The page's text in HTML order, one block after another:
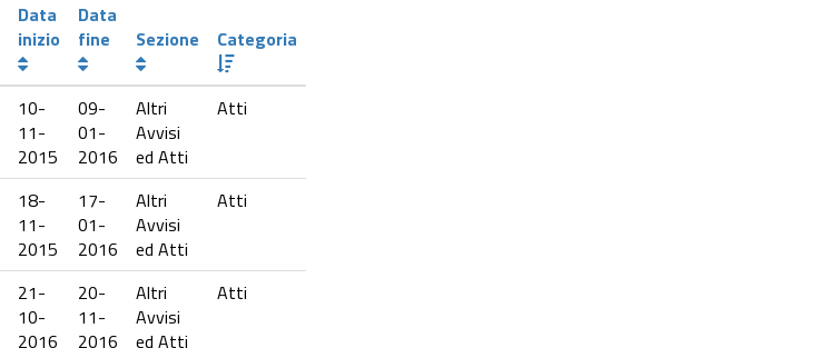
Data
inizio
Data
fine
Sezione Categoria
10-
11-
2015
09-
01-
2016
Altri
Avvisi
ed Atti
Atti
18-
11-
2015
17-
01-
2016
Altri
Avvisi
ed Atti
Atti
21-
10-
2016
20-
11-
2016
Altri
Avvisi
ed Atti
Atti